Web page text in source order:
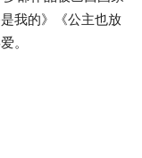
我的》《公主也放
。